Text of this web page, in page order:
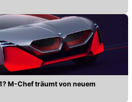
M-Chef träumt von neuem